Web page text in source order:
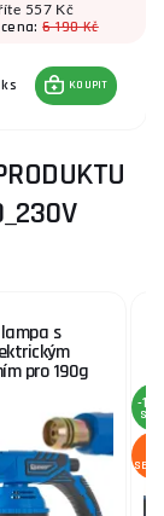
557 Kč
cena:6 190 Kč
ks KOUPIT
s
pro 190g
(12) -15